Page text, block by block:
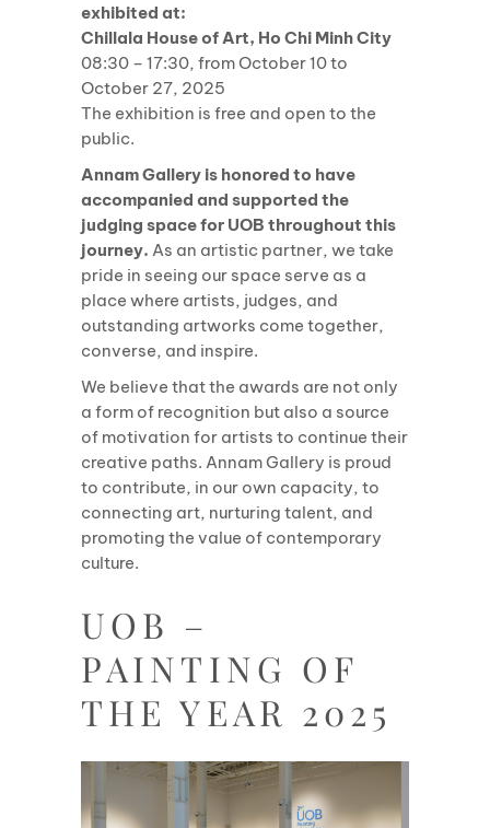
exhibited at:
Chillala House of Art, Ho Chi Minh City
08:30 – 17:30, from October 10 to
October 27, 2025
The exhibition is free and open to the
public.
Annam Gallery is honored to have
accompanied and supported the
judging space for UOB throughout this
journey. As an artistic partner, we take
pride in seeing our space serve as a
place where artists, judges, and
outstanding artworks come together,
converse, and inspire.
We believe that the awards are not only
a form of recognition but also a source
of motivation for artists to continue their
creative paths. Annam Gallery is proud
to contribute, in our own capacity, to
connecting art, nurturing talent, and
promoting the value of contemporary
culture.
UOB –
PAINTING OF
THE YEAR 2025